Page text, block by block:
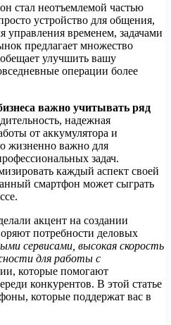
стал неотъемлемой частью
устройство для общения,
временем, задачами
предлагает множество
улучшить вашу
операции более
важно учитывать ряд
надежная
от аккумулятора и
жизненно важно для
задач.
каждый аспект своей
смартфон может сыграть
акцент на создании
потребности деловых
сервисами, высокая скорость
для работы с
которые помогают
конкурентов. В этой статье
которые поддержат вас в